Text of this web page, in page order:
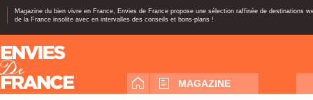
Magazine du bien vivre en France, Envies de France propose une sélection raffinée de destinations
de la France insolite avec en intervalles des conseils et bons-plans !
MAGAZINE